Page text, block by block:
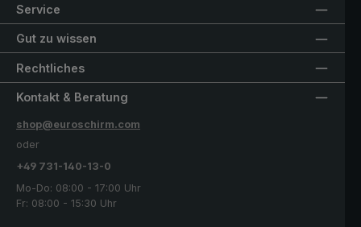
Service
Gut zu wissen
Rechtliches
Kontakt & Beratung
shop@euroschirm.com
oder
+49 731-140-13-0
Mo-Do: 08:00 - 17:00 Uhr
Fr: 08:00 - 15:30 Uhr